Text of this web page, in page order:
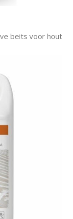
beits voor hout